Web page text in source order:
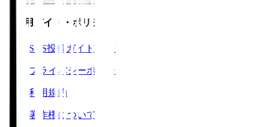
ご利用ガイド・ポリシー
SNS投稿ガイドライン
プライバシーポリシー
利用規約
著作権について